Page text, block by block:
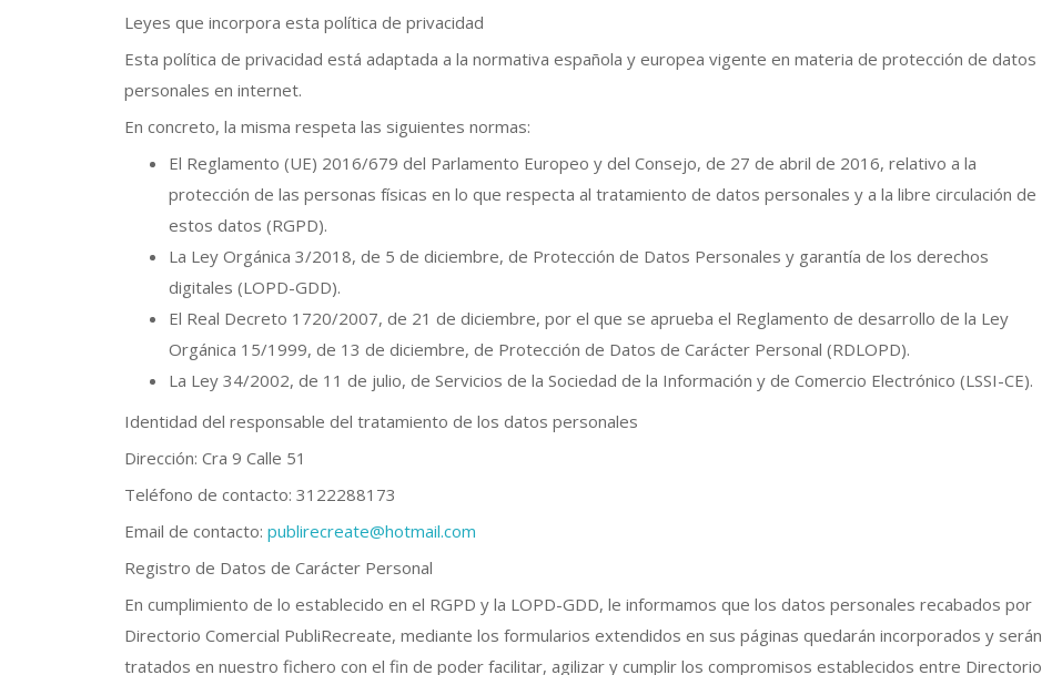
Leyes que incorpora esta política de privacidad
Esta política de privacidad está adaptada a la normativa española y europea vigente en materia de protección de datos
personales en internet.
En concreto, la misma respeta las siguientes normas:
El Reglamento (UE) 2016/679 del Parlamento Europeo y del Consejo, de 27 de abril de 2016, relativo a la
protección de las personas físicas en lo que respecta al tratamiento de datos personales y a la libre circulación de
estos datos (RGPD).
La Ley Orgánica 3/2018, de 5 de diciembre, de Protección de Datos Personales y garantía de los derechos
digitales (LOPD-GDD).
El Real Decreto 1720/2007, de 21 de diciembre, por el que se aprueba el Reglamento de desarrollo de la Ley
Orgánica 15/1999, de 13 de diciembre, de Protección de Datos de Carácter Personal (RDLOPD).
La Ley 34/2002, de 11 de julio, de Servicios de la Sociedad de la Información y de Comercio Electrónico (LSSI-CE).
Identidad del responsable del tratamiento de los datos personales
Dirección: Cra 9 Calle 51
Teléfono de contacto: 3122288173
Email de contacto: publirecreate@hotmail.com
Registro de Datos de Carácter Personal
En cumplimiento de lo establecido en el RGPD y la LOPD-GDD, le informamos que los datos personales recabados por
Directorio Comercial PubliRecreate, mediante los formularios extendidos en sus páginas quedarán incorporados y serán
tratados en nuestro fichero con el fin de poder facilitar, agilizar y cumplir los compromisos establecidos entre Directorio